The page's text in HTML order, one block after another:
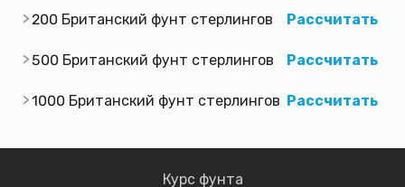
200 Британский фунт стерлингов Рассчитать
500 Британский фунт стерлингов Рассчитать
1000 Британский фунт стерлингов Рассчитать
Курс фунта